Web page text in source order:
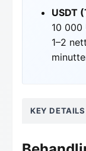
USDT
10 000
1–2
KEY DETAILS